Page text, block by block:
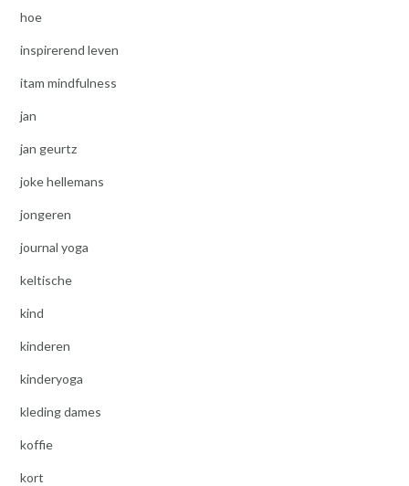
hoe
inspirerend leven
itam mindfulness
jan
jan geurtz
joke hellemans
jongeren
journal yoga
keltische
kind
kinderen
kinderyoga
kleding dames
koffie
kort